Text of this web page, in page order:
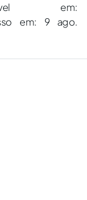
em:
em: 9 ago.